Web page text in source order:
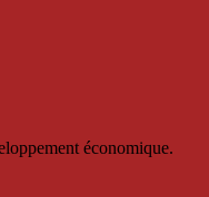
économique.